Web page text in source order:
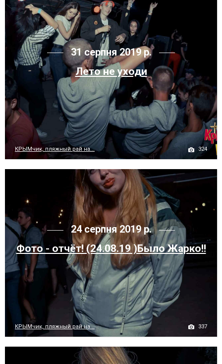
31 серпня 2019 р.
Лето не уходи
КРЫМчик, пляжный рай на... 324
24 серпня 2019 р.
Фото - отчёт! (24.08.19 )Было Жарко!!
КРЫМчик, пляжный рай на... 337